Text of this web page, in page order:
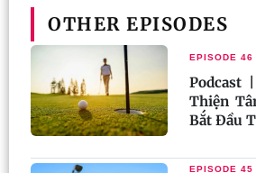
OTHER EPISODES
EPISODE 46
Podcast
Thiện
Bắt Đầu
EPISODE 45